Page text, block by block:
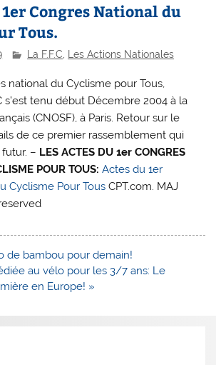
Congres National du
Tous.
La F.F.C Les Actions Nationales
national du Cyclisme pour Tous,
s’est tenu début Décembre 2004 à la
(CNOSF), à Paris. Retour sur le
de ce premier rassemblement qui
– LES ACTES DU 1er CONGRES
POUR TOUS: Actes du 1er
Cyclisme Pour Tous CPT.com. MAJ
de bambou pour demain!
au vélo pour les 3/7 ans: Le
en Europe! »